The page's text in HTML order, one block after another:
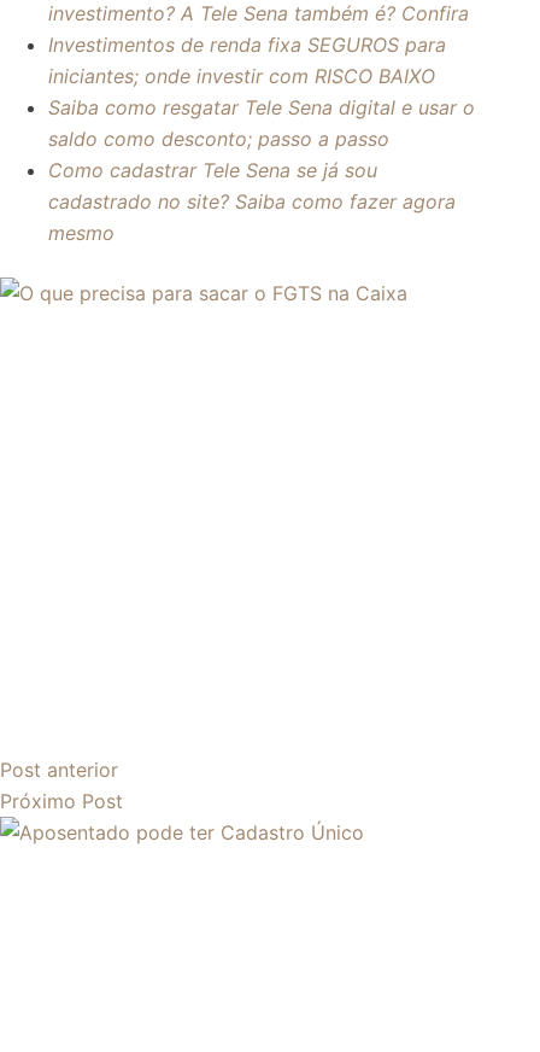
investimento? A Tele Sena também é? Confira
Investimentos de renda fixa SEGUROS para
iniciantes; onde investir com RISCO BAIXO
Saiba como resgatar Tele Sena digital e usar o
saldo como desconto; passo a passo
Como cadastrar Tele Sena se já sou
cadastrado no site? Saiba como fazer agora
mesmo
Post anterior
Próximo Post